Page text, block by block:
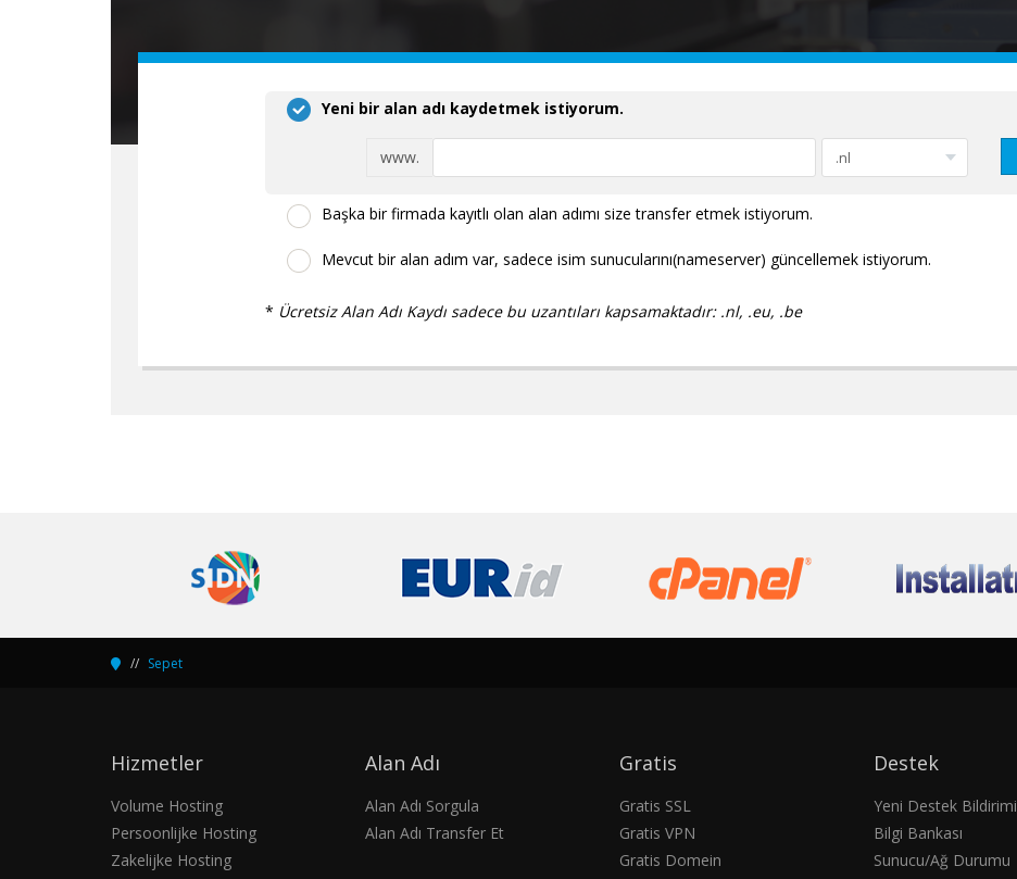
Yeni bir alan adı kaydetmek istiyorum.
www.
Başka bir firmada kayıtlı olan alan adımı size transfer etmek istiyorum.
Mevcut bir alan adım var, sadece isim sunucularını(nameserver) güncellemek istiyorum.
* Ücretsiz Alan Adı Kaydı sadece bu uzantıları kapsamaktadır: .nl, .eu, .be
Sepet
Hizmetler
Volume Hosting
Persoonlijke Hosting
Zakelijke Hosting
Alan Adı
Alan Adı Sorgula
Alan Adı Transfer Et
Gratis
Gratis SSL
Gratis VPN
Gratis Domein
Destek
Yeni Destek Bildirimi
Bilgi Bankası
Sunucu/Ağ Durumu